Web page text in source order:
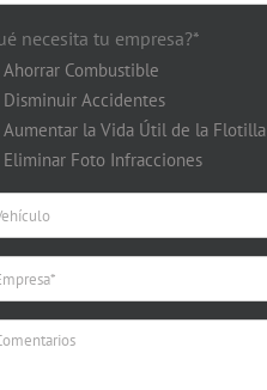
necesita tu empresa?*
Ahorrar Combustible
Disminuir Accidentes
Aumentar la Vida Útil de la Flotilla
Eliminar Foto Infracciones